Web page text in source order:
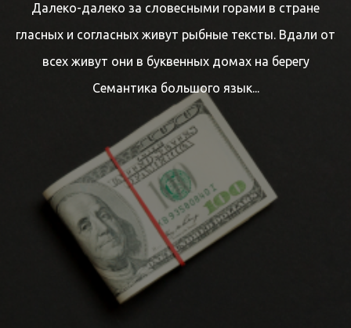
Далеко-далеко за словесными горами в стране
гласных и согласных живут рыбные тексты. Вдали от
всех живут они в буквенных домах на берегу
Семантика большого язык...